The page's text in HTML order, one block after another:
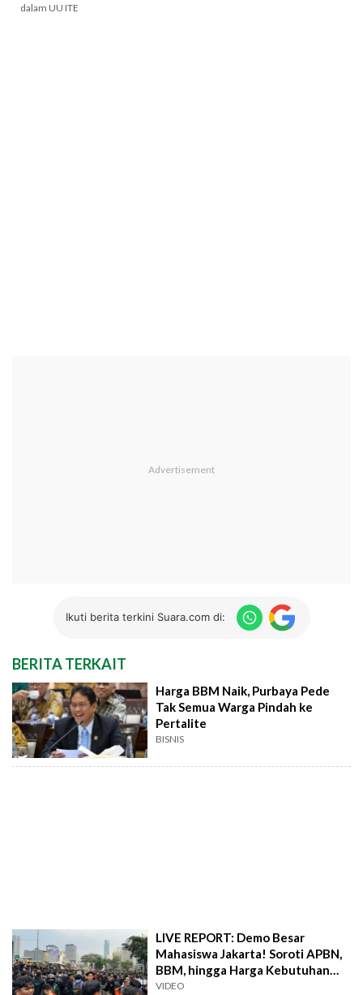
dalam UU ITE
Ikuti berita terkini Suara.com di:
BERITA TERKAIT
Harga BBM Naik, Purbaya Pede
Tak Semua Warga Pindah ke
Pertalite
BISNIS
LIVE REPORT: Demo Besar
Mahasiswa Jakarta! Soroti APBN,
BBM, hingga Harga Kebutuhan
Pokok
VIDEO